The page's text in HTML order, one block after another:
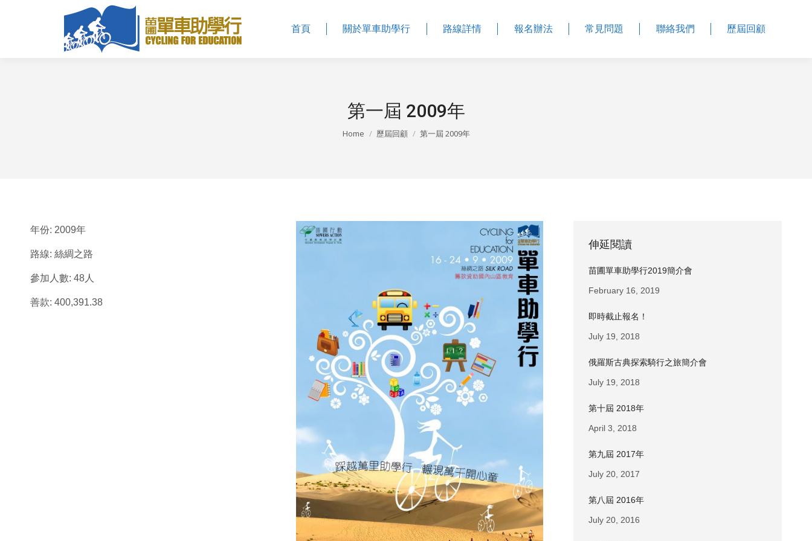
首頁 關於單車助學行 路線詳情 報名辦法 常見問題 聯絡我們 歷屆回顧
第一屆 2009年
You are here:
Home 歷屆回顧 第一屆 2009年
年份: 2009年
路線: 絲綢之路
參加人數: 48人
善款: 400,391.38
伸延閱讀
苗圃單車助學行2019簡介會
February 16, 2019
即時截止報名！
July 19, 2018
俄羅斯古典探索騎行之旅簡介會
July 19, 2018
第十屆 2018年
April 3, 2018
第九屆 2017年
July 20, 2017
第八屆 2016年
July 20, 2016